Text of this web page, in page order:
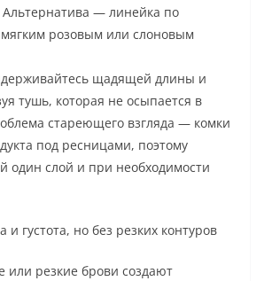
— линейка по
мягким розовым или слоновым
щадящей длины и
тушь, которая не осыпается в
стареющего взгляда — комки
под ресницами, поэтому
один слой и при необходимости
густота, но без резких контуров
резкие брови создают